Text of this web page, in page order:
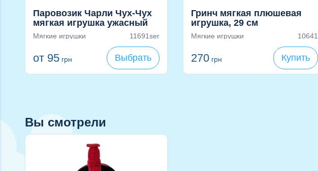
Паровозик Чарли Чух-Чух
мягкая игрушка ужасный
Поезд Паук из Choo-Choo
Charles
Мягкие игрушки 11691ser
от 95грн Выбрать
Гринч мягкая плюшевая
игрушка, 29 см
Мягкие игрушки 10641
270 грн Купить
Вы смотрели